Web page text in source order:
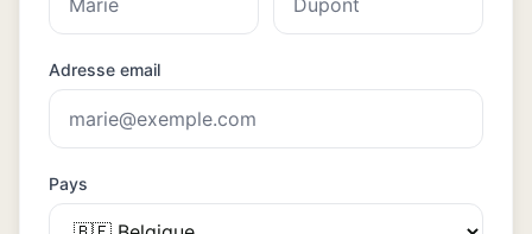
Adresse email
Pays